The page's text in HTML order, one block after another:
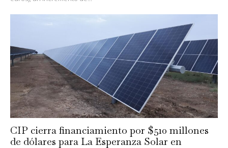
CIP cierra financiamiento por $510 millones
de dólares para La Esperanza Solar en